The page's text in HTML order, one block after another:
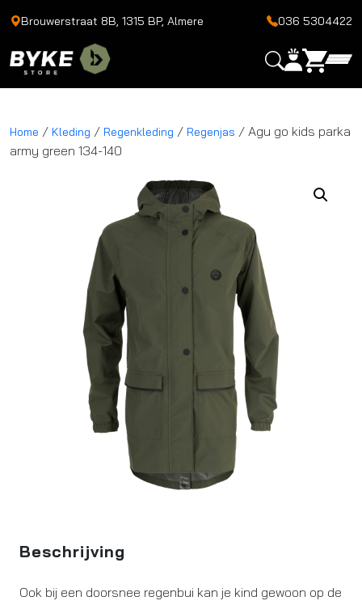
Brouwerstraat 8B, 1315 BP, Almere 036 5304422
Home / Kleding / Regenkleding / Regenjas / Agu go kids parka
army green 134-140
Beschrijving
Ook bij een doorsnee regenbui kan je kind gewoon op de